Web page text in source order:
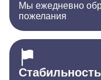
Мы ежедневно
пожелания
Стабильность